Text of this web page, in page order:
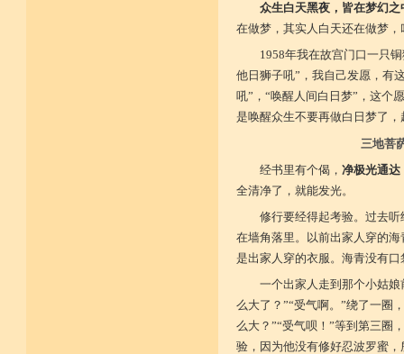
众生白天黑夜，皆在梦幻之
在做梦，其实人白天还在做梦，
1958年我在故宫门口一只
他日狮子吼”，我自己发愿，有
吼”，“唤醒人间白日梦”，这个
是唤醒众生不要再做白日梦了
三地菩
经书里有个偈， 净极光通达
全清净了，就能发光。
修行要经得起考验。过去
在墙角落里。以前出家人穿的
是出家人穿的衣服。海青没有
一个出家人走到那个小姑
么大了？”“受气啊。”绕了一圈
么大？”“受气呗！”等到第三圈
验，因为他没有修好忍波罗蜜